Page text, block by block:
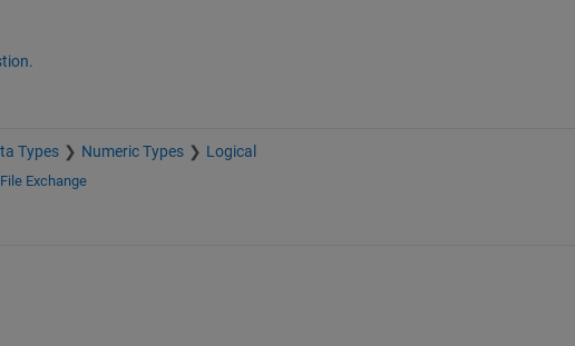
Types Numeric Types Logical
File Exchange